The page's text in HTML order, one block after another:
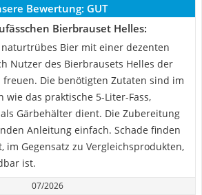
Bewertung: GUT
Bierbrauset Helles:
Bier mit einer dezenten
Nutzer des Bierbrausets Helles der
freuen. Die benötigten Zutaten sind im
wie das praktische 5-Liter-Fass,
Gärbehälter dient. Die Zubereitung
Anleitung einfach. Schade finden
im Gegensatz zu Vergleichsprodukten,
ist.
07/2026